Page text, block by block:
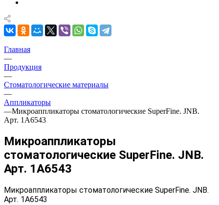
Главная
—
Продукция
—
Стоматологические материалы
—
Аппликаторы
—Микроаппликаторы стоматологические SuperFine. JNB.
Арт. 1А6543
Микроаппликаторы
стоматологические SuperFine. JNB.
Арт. 1А6543
Микроаппликаторы стоматологические SuperFine. JNB.
Арт. 1А6543